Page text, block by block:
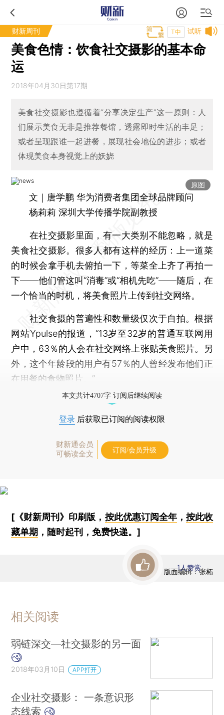
财新周刊 试听
T中
美食色情：饮食社交摄影的基本命
运
2018年04月30日第17期
美食社交摄影也遵循着“分享决定生产”这一原则：人
们展示美食无非是推荐餐馆，透露即时生活的丰足；
或者呈现跟谁一起进餐，展现社会地位的进步；或者
体现美食本身视觉上的妖娆
原图
文｜唐学鹏 华为消费者集团全球品牌顾问
杨莉莉 深圳大学传播学院副教授
在社交摄影里面，有一大类别不能忽略，就是
美食社交摄影。很多人都有这样的经历：上一道菜
的时候会拿手机去俯拍一下，等菜全上齐了再拍一
下——他们管这叫“消毒”或“相机先吃”——随后，在
一个恰当的时机，将美食照片上传到社交网络。
社交食摄的普遍性和数量级仅次于自拍。根据
网站Ypulse的报道，“13岁至32岁的普通互联网用
户中，63％的人会在社交网络上张贴美食照片。另
外，这个年龄段的用户有57％的人曾经发布他们正
在用餐的食物照片。”
本文共计4707字 订阅后继续阅读
登录 后获取已订阅的阅读权限
财新通会员
可畅读全文
订阅/会员升级
[《财新周刊》印刷版， 按此优惠订阅全年， 按此收
藏单期 ，随时起刊，免费快递。]
版面编辑：张柘
1人赞赏
相关阅读
弱链深交—社交摄影的另一面
2018年03月10日 APP打开
企业社交摄影： 一条意识形
态线索